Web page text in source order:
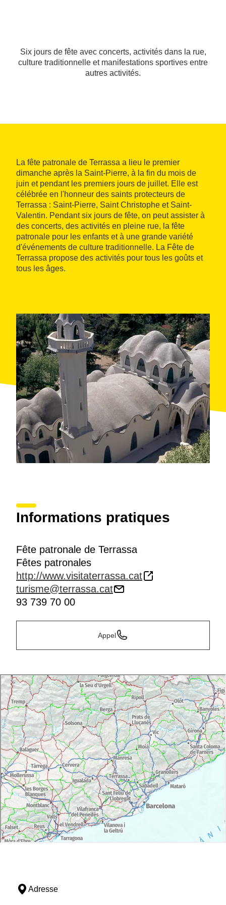
Six jours de fête avec concerts, activités dans la rue,
culture traditionnelle et manifestations sportives entre
autres activités.
La fête patronale de Terrassa a lieu le premier
dimanche après la Saint-Pierre, à la fin du mois de
juin et pendant les premiers jours de juillet. Elle est
célébrée en l'honneur des saints protecteurs de
Terrassa : Saint-Pierre, Saint Christophe et Saint-
Valentin. Pendant six jours de fête, on peut assister à
des concerts, des activités en pleine rue, la fête
patronale pour les enfants et à une grande variété
d'événements de culture traditionnelle. La Fête de
Terrassa propose des activités pour tous les goûts et
tous les âges.
Informations pratiques
Fête patronale de Terrassa
Fêtes patronales
http://www.visitaterrassa.cat
turisme@terrassa.cat
93 739 70 00
Appel
Adresse